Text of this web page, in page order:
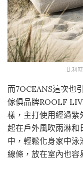
比利
而7OCEANS這次也
傢俱品牌ROOLF
樣，主打使用經過紫
起在戶外風吹雨淋和
中，輕鬆化身家中泳
線條，放在室內也容